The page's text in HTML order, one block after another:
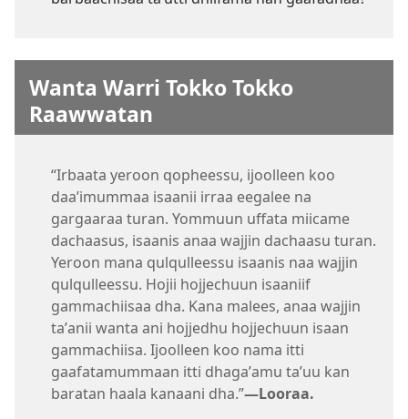
Wanta Warri Tokko Tokko
Raawwatan
“Irbaata yeroon qopheessu, ijoolleen koo
daaʼimummaa isaanii irraa eegalee na
gargaaraa turan. Yommuun uffata miicame
dachaasus, isaanis anaa wajjin dachaasu turan.
Yeroon mana qulqulleessu isaanis naa wajjin
qulqulleessu. Hojii hojjechuun isaaniif
gammachiisaa dha. Kana malees, anaa wajjin
taʼanii wanta ani hojjedhu hojjechuun isaan
gammachiisa. Ijoolleen koo nama itti
gaafatamummaan itti dhagaʼamu taʼuu kan
baratan haala kanaani dha.”—Looraa.